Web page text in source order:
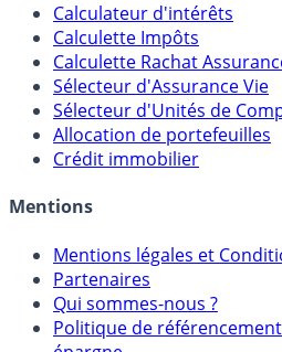
Calculateur d'intérêts
Calculette Impôts
Calculette Rachat
Sélecteur d'Assurance Vie
Sélecteur d'Unités de
Allocation de portefeuilles
Crédit immobilier
Mentions
Mentions légales et
Partenaires
Qui sommes-nous ?
Politique de